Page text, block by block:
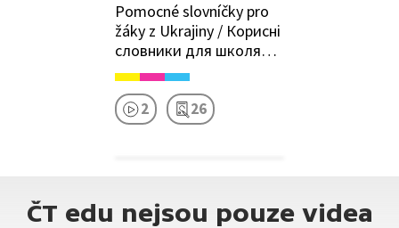
Pomocné slovníčky pro
žáky z Ukrajiny / Корисні
словники для школярів
з-за кордону
2 26
ČT edu nejsou pouze videa